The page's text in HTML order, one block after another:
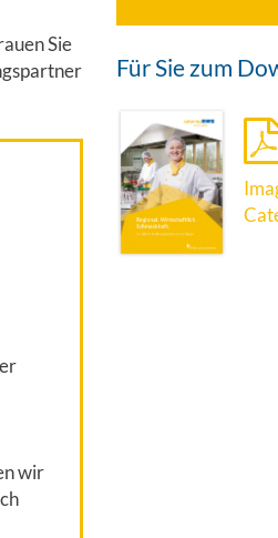
Sie
wir
Für Sie zum